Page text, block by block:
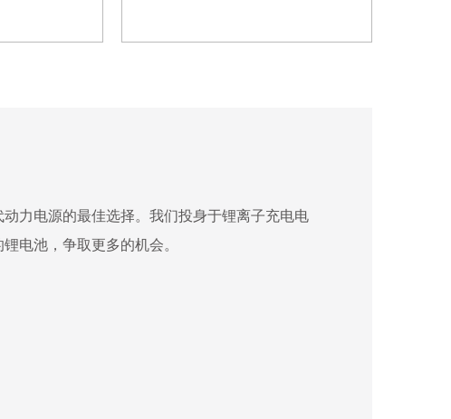
力电源的最佳选择。我们投身于锂离子充电电
电池，争取更多的机会。